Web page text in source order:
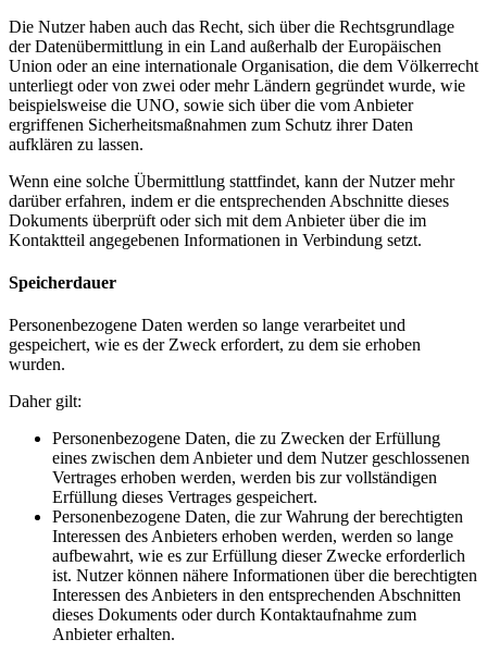
Die Nutzer haben auch das Recht, sich über die Rechtsgrundlage
der Datenübermittlung in ein Land außerhalb der Europäischen
Union oder an eine internationale Organisation, die dem Völkerrecht
unterliegt oder von zwei oder mehr Ländern gegründet wurde, wie
beispielsweise die UNO, sowie sich über die vom Anbieter
ergriffenen Sicherheitsmaßnahmen zum Schutz ihrer Daten
aufklären zu lassen.
Wenn eine solche Übermittlung stattfindet, kann der Nutzer mehr
darüber erfahren, indem er die entsprechenden Abschnitte dieses
Dokuments überprüft oder sich mit dem Anbieter über die im
Kontaktteil angegebenen Informationen in Verbindung setzt.
Speicherdauer
Personenbezogene Daten werden so lange verarbeitet und
gespeichert, wie es der Zweck erfordert, zu dem sie erhoben
wurden.
Daher gilt:
Personenbezogene Daten, die zu Zwecken der Erfüllung
eines zwischen dem Anbieter und dem Nutzer geschlossenen
Vertrages erhoben werden, werden bis zur vollständigen
Erfüllung dieses Vertrages gespeichert.
Personenbezogene Daten, die zur Wahrung der berechtigten
Interessen des Anbieters erhoben werden, werden so lange
aufbewahrt, wie es zur Erfüllung dieser Zwecke erforderlich
ist. Nutzer können nähere Informationen über die berechtigten
Interessen des Anbieters in den entsprechenden Abschnitten
dieses Dokuments oder durch Kontaktaufnahme zum
Anbieter erhalten.